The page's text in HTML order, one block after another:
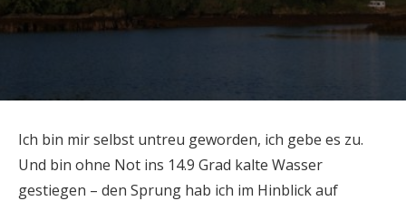
Ich bin mir selbst untreu geworden, ich gebe es zu.
Und bin ohne Not ins 14.9 Grad kalte Wasser
gestiegen – den Sprung hab ich im Hinblick auf